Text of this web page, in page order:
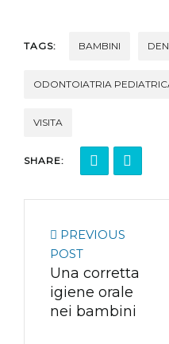
TAGS: BAMBINI
ODONTOIATRIA
VISITA
SHARE:
PREVIOUS
POST
Una corretta
igiene orale
nei bambini